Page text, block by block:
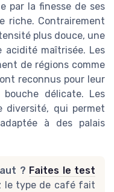
par la finesse de ses
riche. Contrairement
plus douce, une
maîtrisée. Les
de régions comme
reconnus pour leur
délicate. Les
diversité, qui permet
à des palais
? Faites le test
le type de café fait